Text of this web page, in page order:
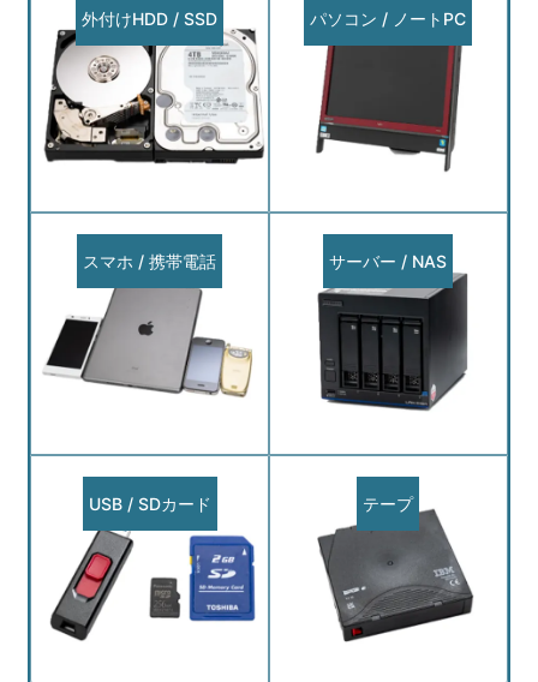
外付けHDD / SSD パソコン / ノートPC
スマホ / 携帯電話 サーバー / NAS
USB / SDカード テープ